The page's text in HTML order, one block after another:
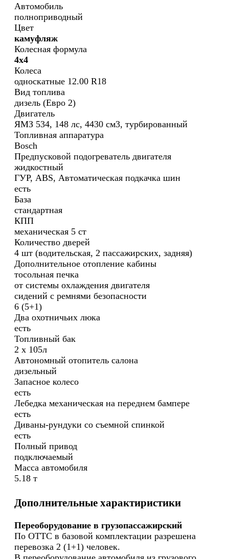
Автомобиль
полноприводный
Цвет
камуфляж
Колесная формула
4х4
Колеса
односкатные 12.00 R18
Вид топлива
дизель (Евро 2)
Двигатель
ЯМЗ 534, 148 лс, 4430 см3, турбированный
Топливная аппаратура
Bosch
Предпусковой подогреватель двигателя
жидкостный
ГУР, ABS, Автоматическая подкачка шин
есть
База
стандартная
КПП
механическая 5 ст
Количество дверей
4 шт (водительская, 2 пассажирских, задняя)
Дополнительное отопление кабины
тосольная печка
от системы охлаждения двигателя
сидений с ремнями безопасности
6 (5+1)
Два охотничьих люка
есть
Топливный бак
2 х 105л
Автономный отопитель салона
дизельный
Запасное колесо
есть
Лебедка механическая на переднем бампере
есть
Диваны-рундуки со съемной спинкой
есть
Полный привод
подключаемый
Масса автомобиля
5.18 т
Дополнительные характиристики
Переоборудование в грузопассажирский
По ОТТС в базовой комплектации разрешена
перевозка 2 (1+1) человек.